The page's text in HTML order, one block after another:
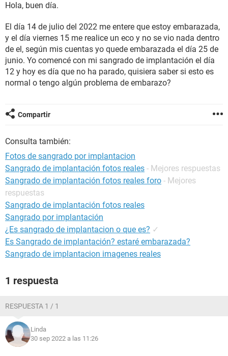
BIENESTAR
SEXUALIDAD
GLOSARIO
Hola, buen día.
El día 14 de julio del 2022 me entere que estoy embarazada,
y el día viernes 15 me realice un eco y no se vio nada dentro
de el, según mis cuentas yo quede embarazada el día 25 de
junio. Yo comencé con mi sangrado de implantación el día
12 y hoy es día que no ha parado, quisiera saber si esto es
normal o tengo algún problema de embarazo?
Compartir
Consulta también:
Fotos de sangrado por implantacion
Sangrado de implantación fotos reales - Mejores respuestas
Sangrado de implantación fotos reales foro - Mejores
respuestas
Sangrado de implantación fotos reales
Sangrado por implantación
¿Es sangrado de implantacion o que es? ✓
Es Sangrado de implantación? estaré embarazada?
Sangrado de implantacion imagenes reales
1 respuesta
RESPUESTA 1 / 1
Linda
30 sep 2022 a las 11:26